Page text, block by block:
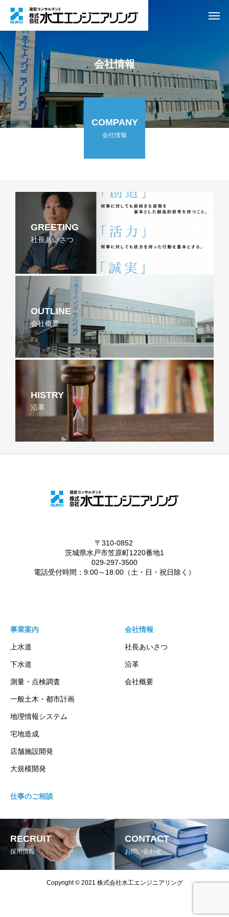
会社情報
COMPANY
会社情報
GREETING
社長あいさつ
OUTLINE
会社概要
HISTRY
沿革
事業案内
上水道
下水道
測量・点検調査
一般土木・都市計画
地理情報システム
宅地造成
店舗施設開発
大規模開発
会社情報
社長あいさつ
沿革
会社概要
仕事のご相談
RECRUIT
採用情報
CONTACT
お問い合わせ
Copyright © 2021 株式会社水工エンジニアリング